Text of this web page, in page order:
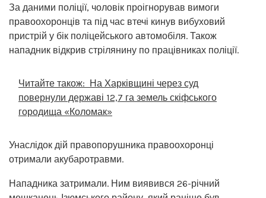
За даними поліції, чоловік проігнорував вимоги
правоохоронців та під час втечі кинув вибуховий
пристрій у бік поліцейського автомобіля. Також
нападник відкрив стрілянину по працівниках поліції.
Читайте також: На Харківщині через суд
повернули державі 12,7 га земель скіфського
городища «Коломак»
Унаслідок дій правопорушника правоохоронці
отримали акубаротравми.
Нападника затримали. Ним виявився 26-річний